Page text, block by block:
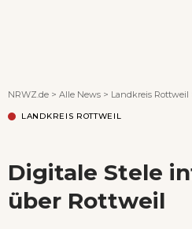
NRWZ.de > Alle News > Landkreis Rottweil
LANDKREIS ROTTWEIL
Digitale Stele
über Rottweil